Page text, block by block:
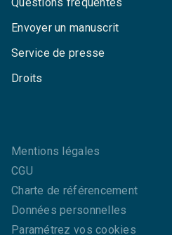
Envoyer un manuscrit
Service de presse
Droits
Mentions légales
CGU
Charte de référencement
Données personnelles
Paramétrez vos cookies